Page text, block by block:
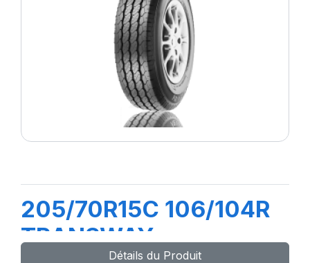
205/70R15C 106/104R
TRANSWAY
Détails du Produit